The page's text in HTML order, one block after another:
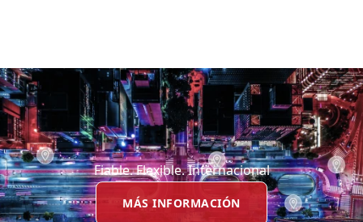
Fiable. Flexible. Internacional
MÁS INFORMACIÓN